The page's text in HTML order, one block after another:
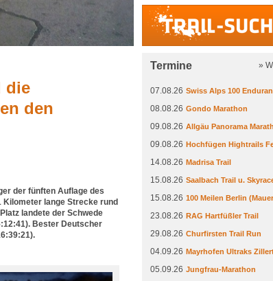
die
den
der fünften Auflage des
Kilometer lange Strecke rund
landete der Schwede
Bester Deutscher
Termine »
07.08.26 Swiss Alps 100
08.08.26 Gondo Marathon
09.08.26 Allgäu Panorama
09.08.26 Hochfügen Hightrails
14.08.26 Madrisa Trail
15.08.26 Saalbach Trail u.
15.08.26 100 Meilen Berlin
23.08.26 RAG Hartfüßler Trail
29.08.26 Churfirsten Trail Run
04.09.26 Mayrhofen Ultraks
05.09.26 Jungfrau-Marathon